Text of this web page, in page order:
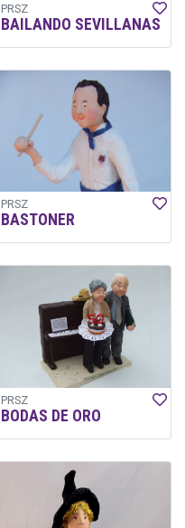
PRSZ
BAILANDO SEVILLANAS
PRSZ
BASTONER
PRSZ
BODAS DE ORO